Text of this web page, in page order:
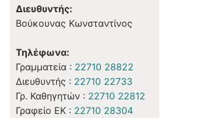
Διευθυντής:
Βούκουνας Κωνσταντίνος
Τηλέφωνα:
Γραμματεία : 22710 28822
Διευθυντής : 22710 22733
Γρ. Καθηγητών : 22710 22812
Γραφείο ΕΚ : 22710 28304